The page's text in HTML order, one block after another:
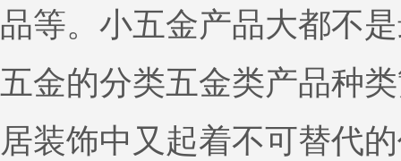
品等。小五金产品大都不
五金的分类五金类产品种
居装饰中又起着不可替代